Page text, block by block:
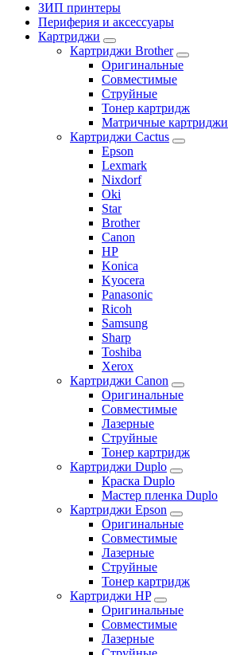
ЗИП принтеры
Периферия и аксессуары
Картриджи
Картриджи Brother
Оригинальные
Совместимые
Струйные
Тонер картридж
Матричные картриджи
Картриджи Cactus
Epson
Lexmark
Nixdorf
Oki
Star
Brother
Canon
HP
Konica
Kyocera
Panasonic
Ricoh
Samsung
Sharp
Toshiba
Xerox
Картриджи Canon
Оригинальные
Совместимые
Лазерные
Струйные
Тонер картридж
Картриджи Duplo
Краска Duplo
Мастер пленка Duplo
Картриджи Epson
Оригинальные
Совместимые
Лазерные
Струйные
Тонер картридж
Картриджи HP
Оригинальные
Совместимые
Лазерные